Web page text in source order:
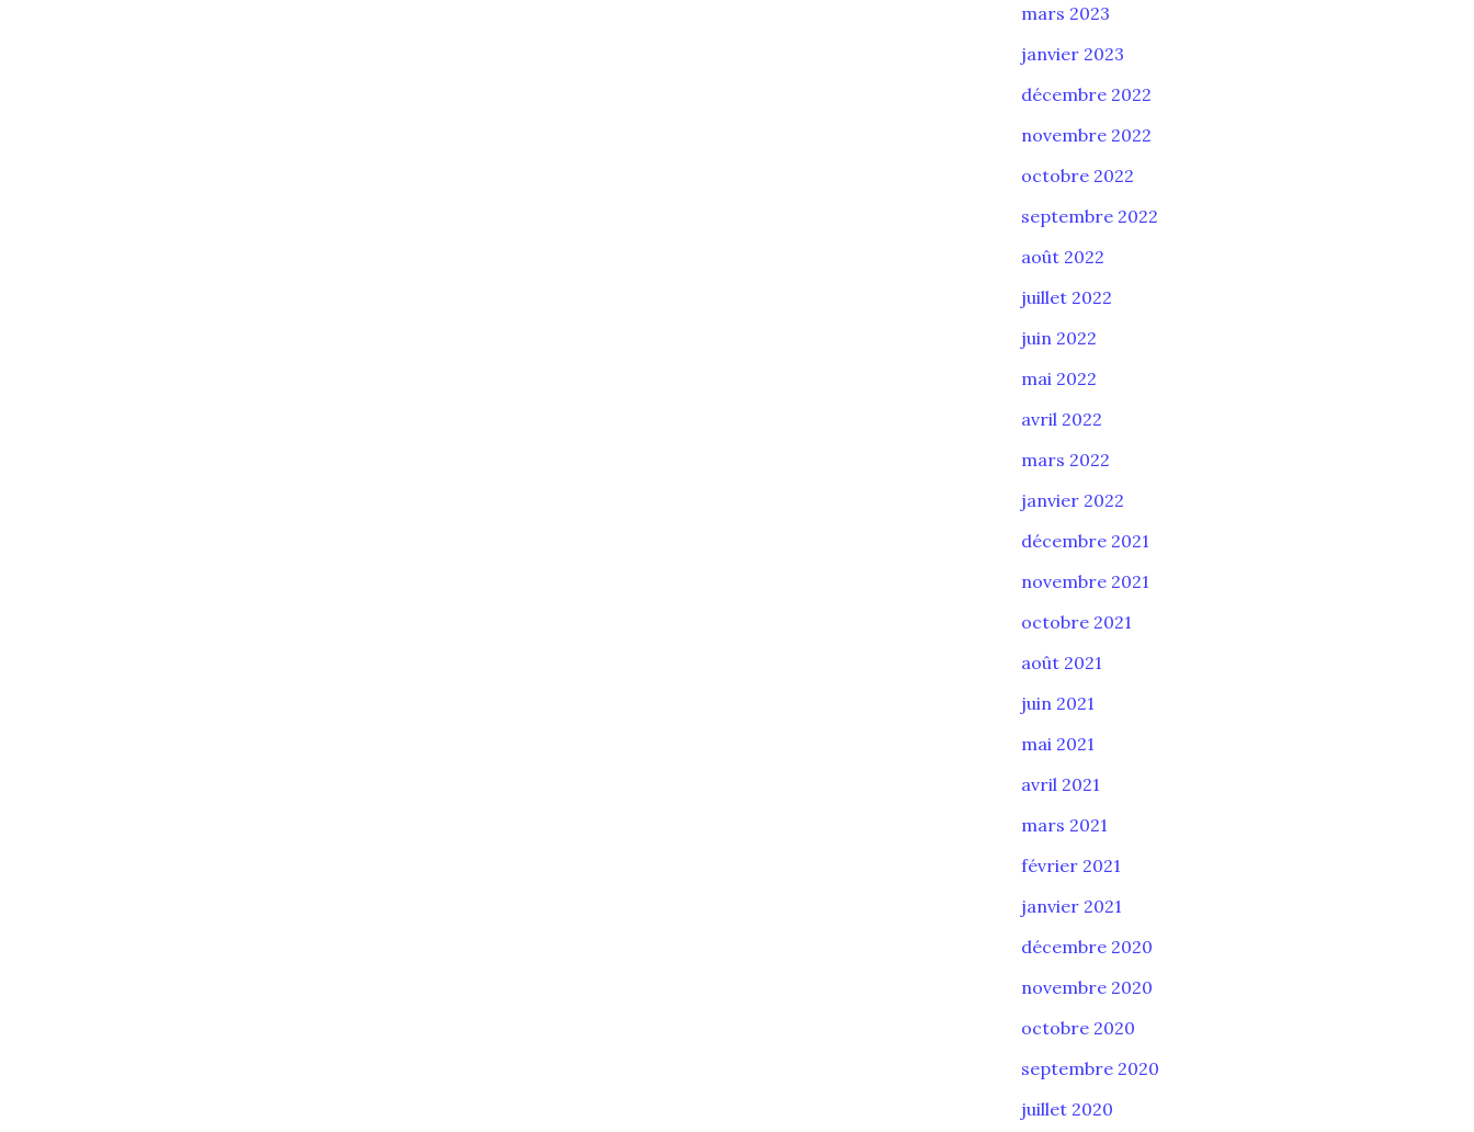
mars 2023
janvier 2023
décembre 2022
novembre 2022
octobre 2022
septembre 2022
août 2022
juillet 2022
juin 2022
mai 2022
avril 2022
mars 2022
janvier 2022
décembre 2021
novembre 2021
octobre 2021
août 2021
juin 2021
mai 2021
avril 2021
mars 2021
février 2021
janvier 2021
décembre 2020
novembre 2020
octobre 2020
septembre 2020
juillet 2020